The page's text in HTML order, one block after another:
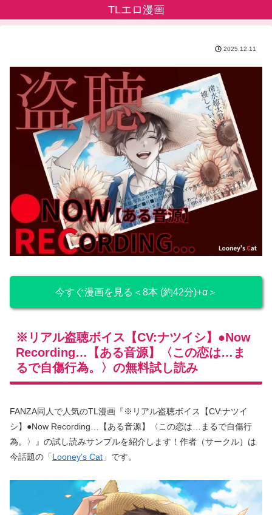
TLエロ漫画
2025.12.11
今すぐ漫画を見る＜8本 (約42分)+α＞
※リアル盗聴ボイス【CV:ナツイシ】●Now
Recording…【ある音源】〈この恋は…ま
るで自傷行為。〉の無料試し読み
FANZA同人で人気のTL漫画『※リアル盗聴ボイス【CV:ナツイ
シ】●Now Recording…【ある音源】〈この恋は…まるで自傷行
為。〉』の試し読みサンプルを紹介します！作者（サークル）は
今話題の「Looney’s Cat 」です。